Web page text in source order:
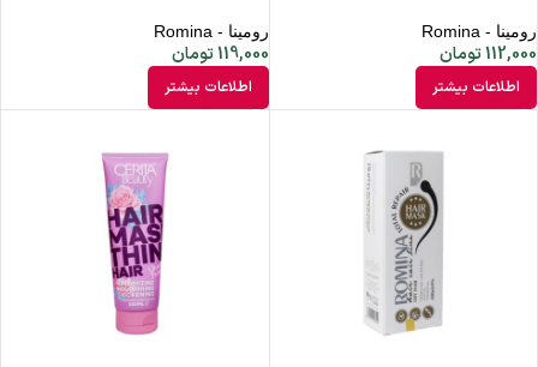
رومینا - Romina
112,000تومان
اطلاعات بیشتر
رومینا - Romina
119,000تومان
اطلاعات بیشتر